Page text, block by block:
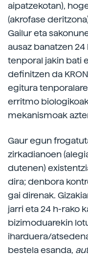
aipatzekotan),
(akrofase
Gailur eta
ausaz banatzen
tenporal jakin bati
definitzen da
egitura
erritmo
mekanismoak
Gaur egun
zirkadianoen
dutenen)
dira; denbora
gai direnak.
jarri eta 24 h-rako
bizimoduarekin
iharduera/
bestela esanda,